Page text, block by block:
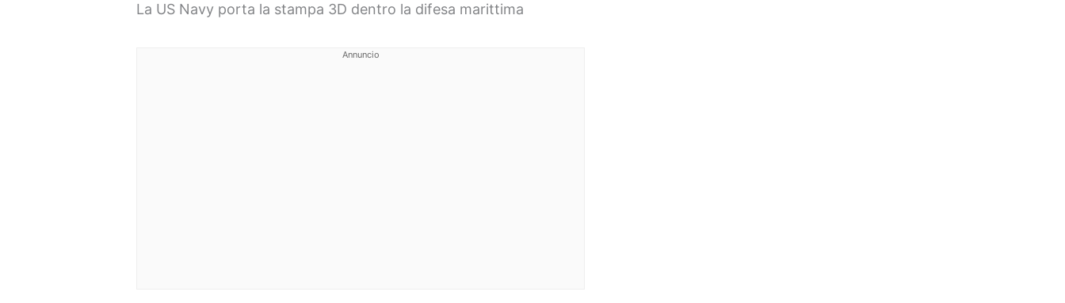
La US Navy porta la stampa 3D dentro la difesa marittima
Annuncio